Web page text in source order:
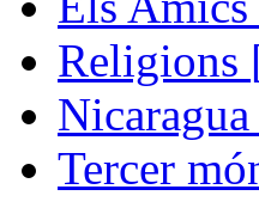
Religions
Tercer